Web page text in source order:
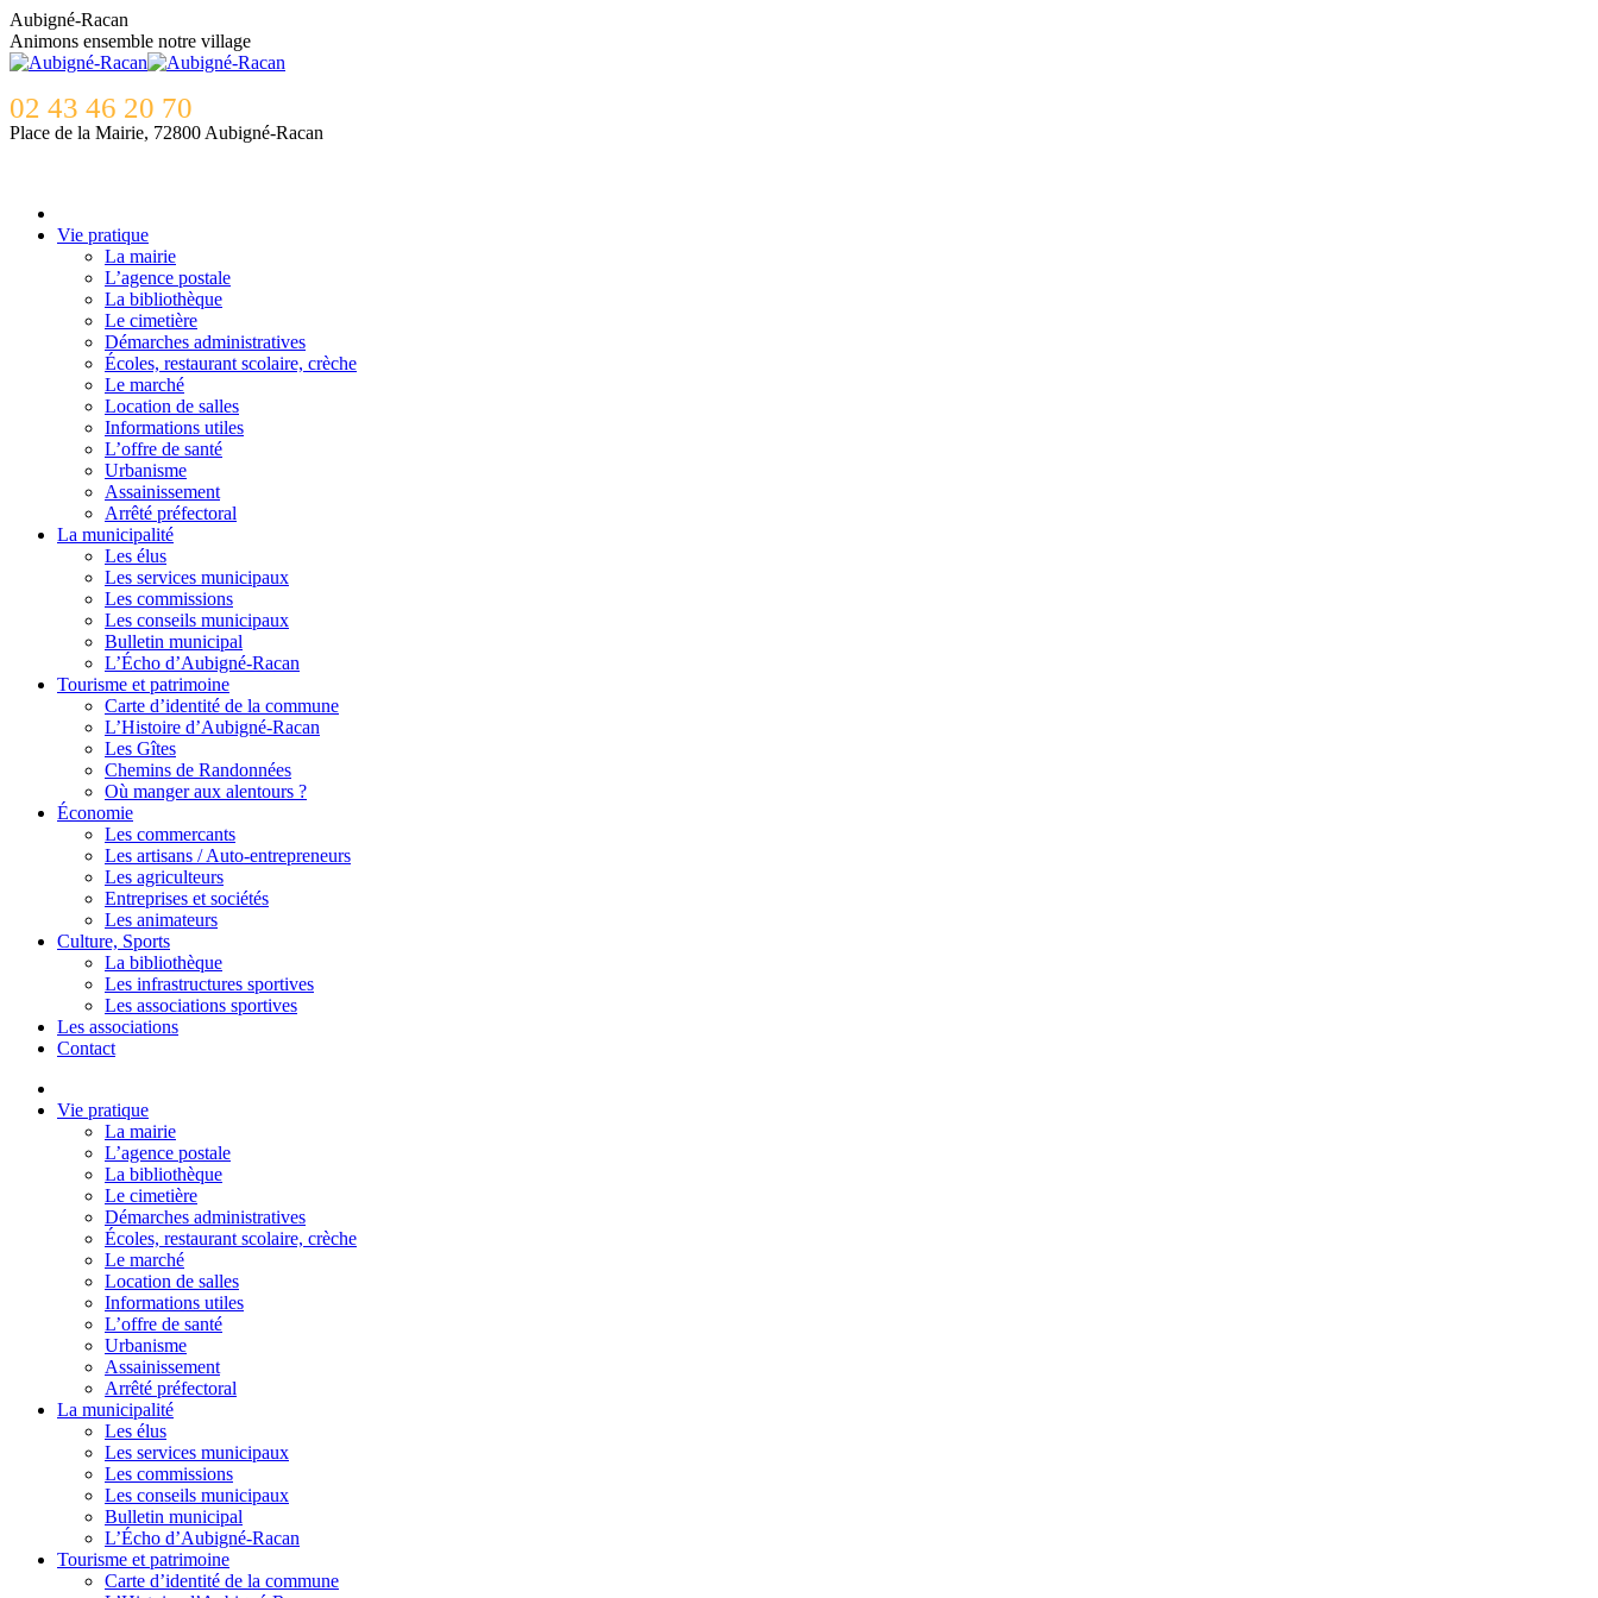
Contenu
en
pleine
Aubigné-Racan
Animons ensemble notre village
02 43 46 20 70
Place de la Mairie, 72800 Aubigné-Racan
Vie pratique
La mairie
L’agence postale
La bibliothèque
Le cimetière
Démarches administratives
Écoles, restaurant scolaire, crèche
Le marché
Location de salles
Informations utiles
L’offre de santé
Urbanisme
Assainissement
Arrêté préfectoral
La municipalité
Les élus
Les services municipaux
Les commissions
Les conseils municipaux
Bulletin municipal
L’Écho d’Aubigné-Racan
Tourisme et patrimoine
Carte d’identité de la commune
L’Histoire d’Aubigné-Racan
Les Gîtes
Chemins de Randonnées
Où manger aux alentours ?
Économie
Les commercants
Les artisans / Auto-entrepreneurs
Les agriculteurs
Entreprises et sociétés
Les animateurs
Culture, Sports
La bibliothèque
Les infrastructures sportives
Les associations sportives
Les associations
Contact
Vie pratique
La mairie
L’agence postale
La bibliothèque
Le cimetière
Démarches administratives
Écoles, restaurant scolaire, crèche
Le marché
Location de salles
Informations utiles
L’offre de santé
Urbanisme
Assainissement
Arrêté préfectoral
La municipalité
Les élus
Les services municipaux
Les commissions
Les conseils municipaux
Bulletin municipal
L’Écho d’Aubigné-Racan
Tourisme et patrimoine
Carte d’identité de la commune